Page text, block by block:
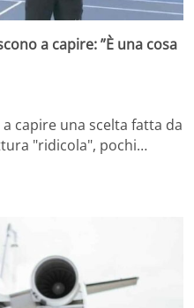
a capire: ”È una cosa
capire una scelta fatta da
"ridicola", pochi…